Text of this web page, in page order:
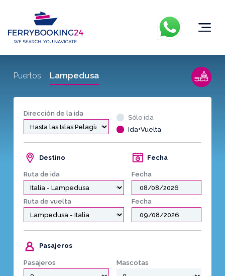
Dirección de la ida
Sólo ida
Ida+Vuelta
Destino
Ruta de ida
Fecha
Fecha
Ruta de vuelta Fecha
Pasajeros
Pasajeros Mascotas
Puertos: Lampedusa